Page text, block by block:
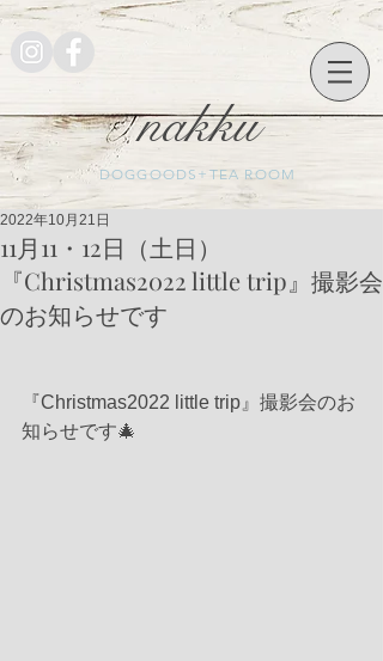
nakku
DOGGOODS+TEA ROOM
11月11・12日（土日）
⁡『Christmas2022 little trip』撮影会
のお知らせです
2022年10月21日
『Christmas2022 little trip』撮影会のお
知らせです🎄